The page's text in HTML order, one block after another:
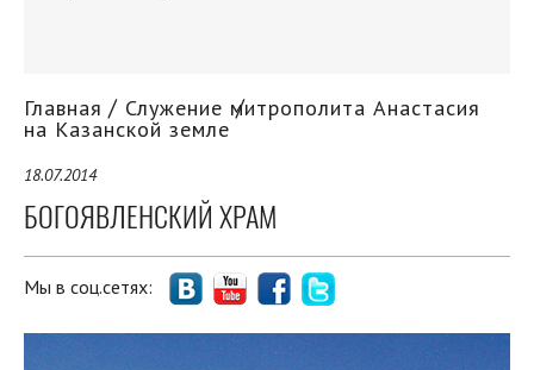
Главная Служение митрополита Анастасия
на Казанской земле
18.07.2014
БОГОЯВЛЕНСКИЙ ХРАМ
Мы в соц.сетях: